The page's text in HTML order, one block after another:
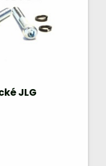
JLG